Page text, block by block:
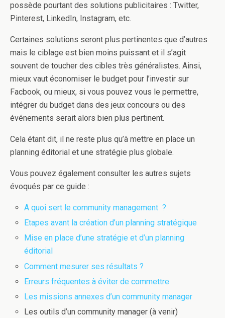
possède pourtant des solutions publicitaires : Twitter,
Pinterest, LinkedIn, Instagram, etc.
Certaines solutions seront plus pertinentes que d’autres
mais le ciblage est bien moins puissant et il s’agit
souvent de toucher des cibles très généralistes. Ainsi,
mieux vaut économiser le budget pour l’investir sur
Facbook, ou mieux, si vous pouvez vous le permettre,
intégrer du budget dans des jeux concours ou des
événements serait alors bien plus pertinent.
Cela étant dit, il ne reste plus qu’à mettre en place un
planning éditorial et une stratégie plus globale.
Vous pouvez également consulter les autres sujets
évoqués par ce guide :
A quoi sert le community management ?
Etapes avant la création d’un planning stratégique
Mise en place d’une stratégie et d’un planning
éditorial
Comment mesurer ses résultats ?
Erreurs fréquentes à éviter de commettre
Les missions annexes d’un community manager
Les outils d’un community manager (à venir)